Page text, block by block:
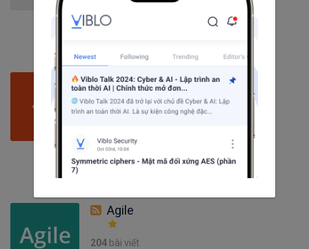
Theo dõi
Ubuntu
141bài viết
2593người theo dõi
Theo dõi
Agile
204 bài viết